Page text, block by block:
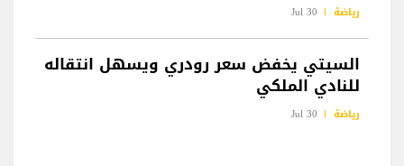
رياضة 30 Jul
السيتي يخفض سعر رودري ويسهل انتقاله
للنادي الملكي
رياضة 30 Jul